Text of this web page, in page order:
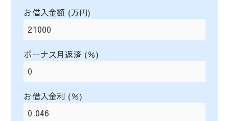
お借入金額 (万円)
ボーナス月返済 (％)
お借入金利 (％)